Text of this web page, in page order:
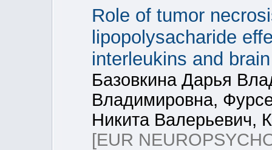
Role of tumor
lipopolysacharide
interleukins and
Базовкина Дарья
Владимировна,
Никита Валерьевич,
[EUR